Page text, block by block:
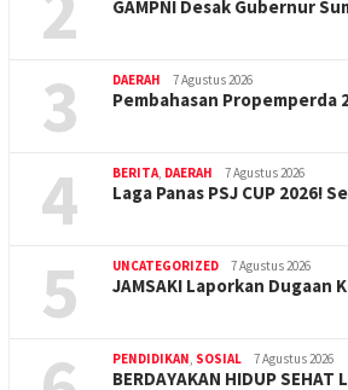
GAMPNI Desak Gubernur
3 DAERAH 7 Agustus 2026
Pembahasan Propemperda
4 BERITA DAERAH 7 Agustus 2026
Laga Panas PSJ CUP 2026!
5 UNCATEGORIZED 7 Agustus 2026
JAMSAKI Laporkan Dugaan
PENDIDIKAN SOSIAL 7 Agustus 2026
BERDAYAKAN HIDUP